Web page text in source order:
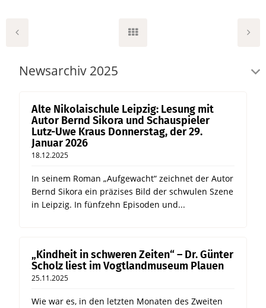
Newsarchiv 2025
Alte Nikolaischule Leipzig: Lesung mit
Autor Bernd Sikora und Schauspieler
Lutz-Uwe Kraus Donnerstag, der 29.
Januar 2026
18.12.2025
In seinem Roman „Aufgewacht“ zeichnet der Autor
Bernd Sikora ein präzises Bild der schwulen Szene
in Leipzig. In fünfzehn Episoden und...
„Kindheit in schweren Zeiten“ – Dr. Günter
Scholz liest im Vogtlandmuseum Plauen
25.11.2025
Wie war es, in den letzten Monaten des Zweiten